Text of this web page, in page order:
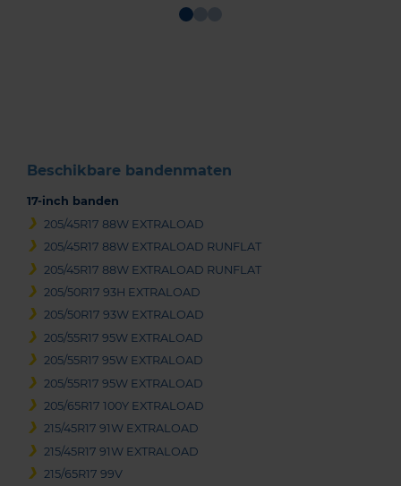
Beschikbare bandenmaten
17-inch banden
205/45R17 88W EXTRALOAD
205/45R17 88W EXTRALOAD RUNFLAT
205/45R17 88W EXTRALOAD RUNFLAT
205/50R17 93H EXTRALOAD
205/50R17 93W EXTRALOAD
205/55R17 95W EXTRALOAD
205/55R17 95W EXTRALOAD
205/55R17 95W EXTRALOAD
205/65R17 100Y EXTRALOAD
215/45R17 91W EXTRALOAD
215/45R17 91W EXTRALOAD
215/65R17 99V